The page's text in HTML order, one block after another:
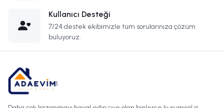
Kullanıcı Desteği
7/24 destek ekibimizle tüm sorularınıza çözüm
buluyoruz.